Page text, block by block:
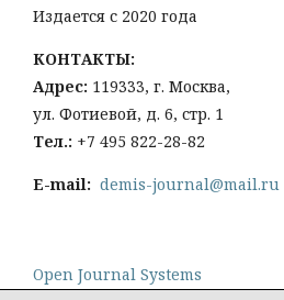
Издается с 2020 года
КОНТАКТЫ:
Адрес: 119333, г. Москва,
ул. Фотиевой, д. 6, стр. 1
Тел.: +7 495 822-28-82
E-mail: demis-journal@mail.ru
Open Journal Systems